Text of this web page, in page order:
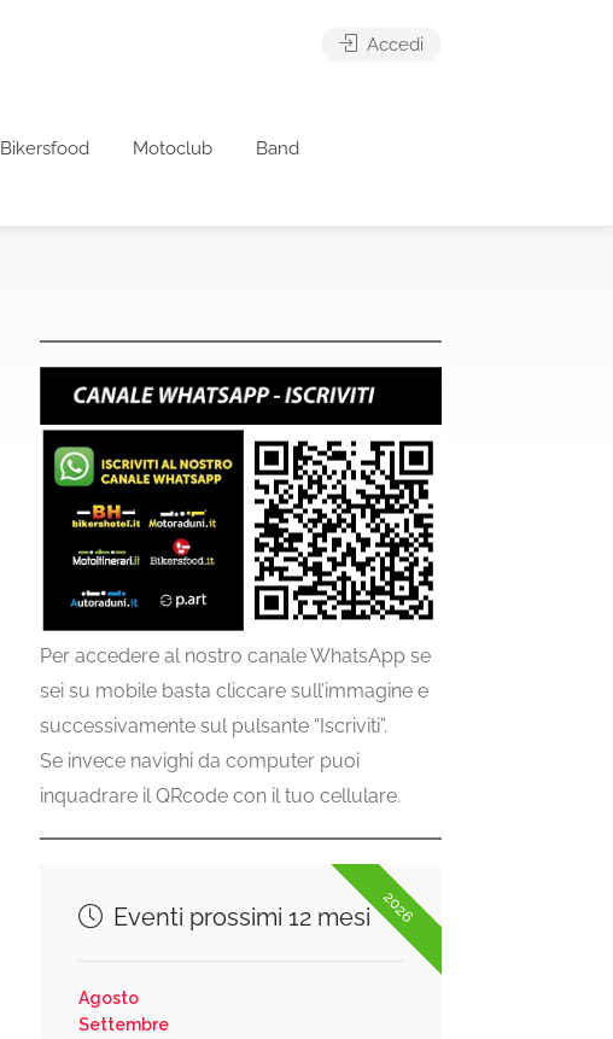
Bikersfood Motoclub Band
Accedi
Per accedere al nostro canale WhatsApp se
sei su mobile basta cliccare sull’immagine e
successivamente sul pulsante “Iscriviti”.
Se invece navighi da computer puoi
inquadrare il QRcode con il tuo cellulare.
2026
Eventi prossimi 12 mesi
Agosto
Settembre